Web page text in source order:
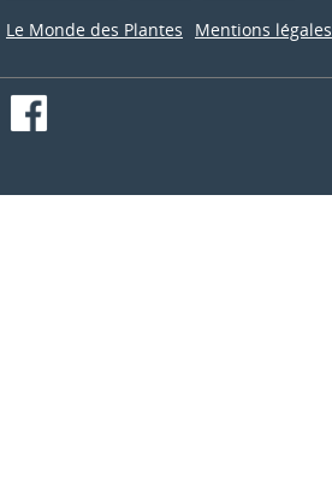
Le Monde des Plantes
Mentions légales